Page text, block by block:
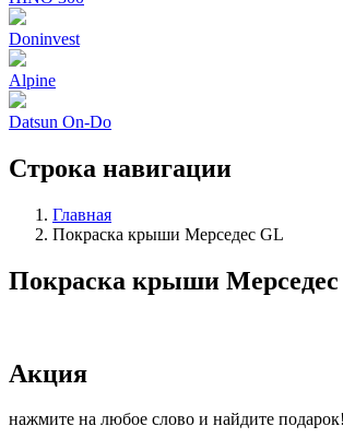
Doninvest
Alpine
Datsun On-Do
Строка навигации
Главная
Покраска крыши Мерседес GL
Покраска крыши
Акция
нажмите на любое слово и найдите подарок!